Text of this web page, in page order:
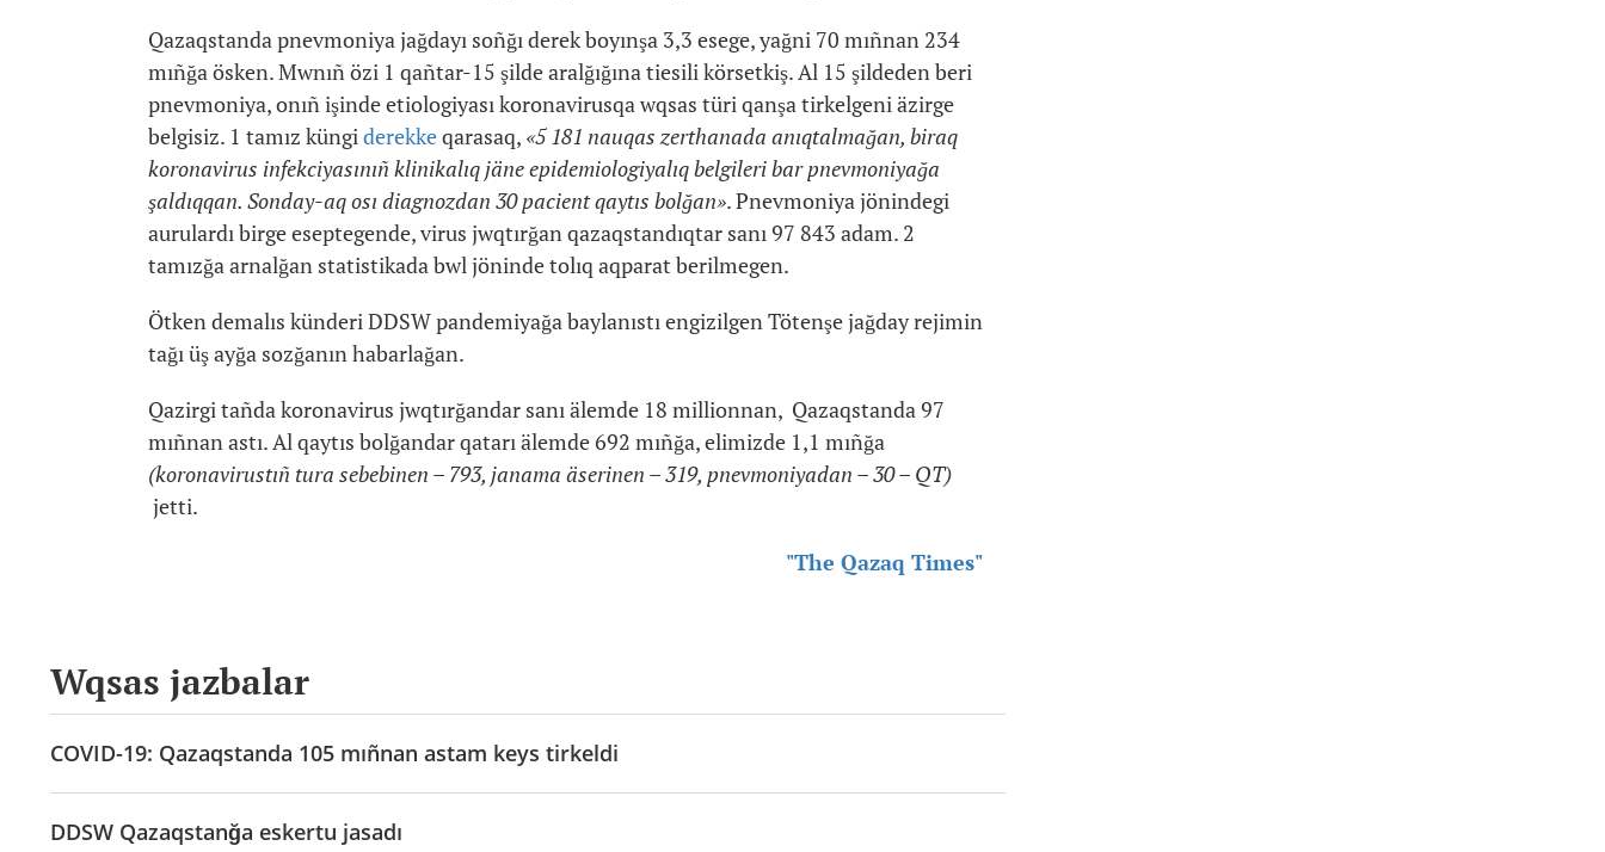
Qazaqstanda pnevmoniya jağdayı soñğı derek boyınşa 3,3 esege, yağni 70 mıñnan 234
mıñğa ösken. Mwnıñ özi 1 qañtar-15 şilde aralğığına tiesili körsetkiş. Al 15 şildeden beri
pnevmoniya, onıñ işinde etiologiyası koronavirusqa wqsas türi qanşa tirkelgeni äzirge
belgisiz. 1 tamız küngiderekkeqarasaq, «5 181 nauqas zerthanada anıqtalmağan, biraq
koronavirus infekciyasınıñ klinikalıq jäne epidemiologiyalıq belgileri bar pnevmoniyağa
şaldıqqan. Sonday-aq osı diagnozdan 30 pacient qaytıs bolğan». Pnevmoniya jönindegi
aurulardı birge eseptegende, virus jwqtırğan qazaqstandıqtar sanı 97 843 adam. 2
tamızğa arnalğan statistikada bwl jöninde tolıq aqparat berilmegen.
Ötken demalıs künderi DDSW pandemiyağa baylanıstı engizilgen Tötenşe jağday rejimin
tağı üş ayğa sozğanın habarlağan.
Qazirgi tañda koronavirus jwqtırğandar sanı älemde 18 millionnan, Qazaqstanda 97
mıñnan astı. Al qaytıs bolğandar qatarı älemde 692 mıñğa, elimizde 1,1 mıñğa
(koronavirustıñ tura sebebinen – 793, janama äserinen – 319, pnevmoniyadan – 30 – QT)
jetti.
"The Qazaq Times"
Wqsas jazbalar
COVID-19: Qazaqstanda 105 mıñnan astam keys tirkeldi
DDSW Qazaqstanğa eskertu jasadı